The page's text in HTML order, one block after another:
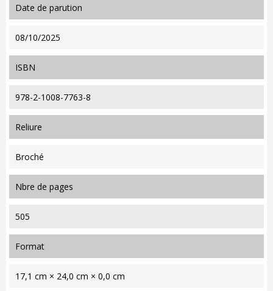
date de parution
08/10/2025
ISBN
978-2-1008-7763-8
reliure
Broché
nbre de pages
505
format
17,1 cm × 24,0 cm × 0,0 cm